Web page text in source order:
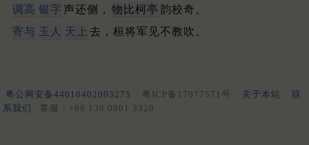
调高 银字 声还侧， 物比柯亭 韵校奇。
寄与 玉人 天上 去，桓将军见不教吹。
粤公网安备44010402003275 粤ICP备17077571号 关于本站
联
系我们
客服：+86 136 0901 3320